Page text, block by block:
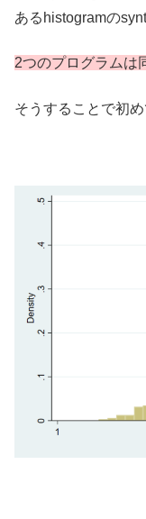
あるhistogramの
2つのプログラムは
そうすることで初め